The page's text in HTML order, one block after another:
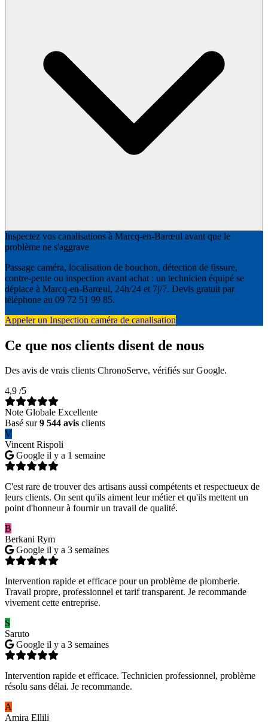
Inspectez vos canalisations à Marcq-en-Barœul avant que le
problème ne s'aggrave
Passage caméra, localisation de bouchon, détection de fissure,
contre-pente ou inspection avant achat : un technicien équipé se
déplace à Marcq-en-Barœul, 24h/24 et 7j/7. Devis gratuit par
téléphone au 09 72 51 99 85.
Appeler un Inspection caméra de canalisation
Ce que nos clients disent de nous
Des avis de vrais clients ChronoServe, vérifiés sur Google.
4,9 /5
Note Globale Excellente
Basé sur9 544 avis clients
V
Vincent Rispoli
Google il y a 1 semaine
C'est rare de trouver des artisans aussi compétents et respectueux de
leurs clients. On sent qu'ils aiment leur métier et qu'ils mettent un
point d'honneur à fournir un travail de qualité.
B
Berkani Rym
Google il y a 3 semaines
Intervention rapide et efficace pour un problème de plomberie.
Travail propre, professionnel et tarif transparent. Je recommande
vivement cette entreprise.
S
Saruto
Google il y a 3 semaines
Intervention rapide et efficace. Technicien professionnel, problème
résolu sans délai. Je recommande.
A
Amira Ellili